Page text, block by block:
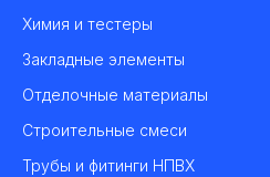
Химия и тестеры
Закладные элементы
Отделочные материалы
Строительные смеси
Трубы и фитинги НПВХ